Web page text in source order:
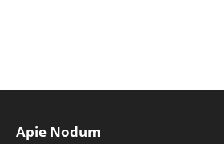
Apie Nodum